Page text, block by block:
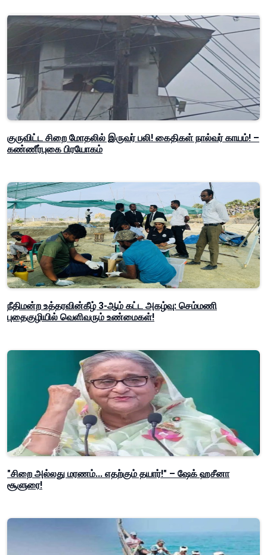
குருவிட்ட சிறை மோதலில் இருவர் பலி! கைதிகள் நால்வர் காயம்! –
கண்ணீர்புகை பிரயோகம்
நீதிமன்ற உத்தரவின்கீழ் 3-ஆம் கட்ட அகழ்வு: செம்மணி
புதைகுழியில் வெளிவரும் உண்மைகள்!
"சிறை அல்லது மரணம்... எதற்கும் தயார்!" – ஷேக் ஹசீனா
சூளுரை!